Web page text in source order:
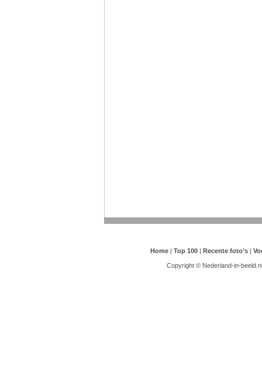
Home | Top 100 | Recente foto’s |
Copyright © Nederland-in-